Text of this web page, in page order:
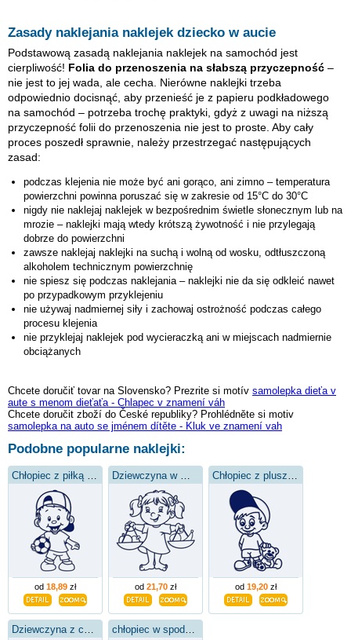
Zasady naklejania naklejek dziecko w aucie
Podstawową zasadą naklejania naklejek na samochód jest
cierpliwość! Folia do przenoszenia na słabszą przyczepność –
nie jest to jej wada, ale cecha. Nierówne naklejki trzeba
odpowiednio docisnąć, aby przenieść je z papieru podkładowego
na samochód – potrzeba trochę praktyki, gdyż z uwagi na niższą
przyczepność folii do przenoszenia nie jest to proste. Aby cały
proces poszedł sprawnie, należy przestrzegać następujących
zasad:
podczas klejenia nie może być ani gorąco, ani zimno – temperatura
powierzchni powinna poruszać się w zakresie od 15°C do 30°C
nigdy nie naklejaj naklejek w bezpośrednim świetle słonecznym lub na
mrozie – naklejki mają wtedy krótszą żywotność i nie przylegają
dobrze do powierzchni
zawsze naklejaj naklejki na suchą i wolną od wosku, odtłuszczoną
alkoholem technicznym powierzchnię
nie spiesz się podczas naklejania – naklejki nie da się odkleić nawet
po przypadkowym przyklejeniu
nie używaj nadmiernej siły i zachowaj ostrożność podczas całego
procesu klejenia
nie przyklejaj naklejek pod wycieraczką ani w miejscach nadmiernie
obciążanych
Chcete doručiť tovar na Slovensko? Prezrite si motív samolepka dieťa v
aute s menom dieťaťa - Chlapec v znamení váh
Chcete doručit zboží do České republiky? Prohlédněte si motiv
samolepka na auto se jménem dítěte - Kluk ve znamení vah
Podobne popularne naklejki:
od 18,89 zł od 21,70 zł od 19,20 zł